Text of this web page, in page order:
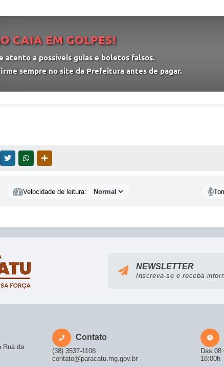
CAIA EM GOLPES!
atento a possíveis guias e boletos falsos.
sempre no site da Prefeitura antes de pagar.
TWITTERWHATSAPP
Velocidade de leitura:
Rua da
Contato
(38) 3537-1108
contato@paracatu.mg.gov.br
Das
18:00h
NEWSLETTER
Inscreva-se e receba